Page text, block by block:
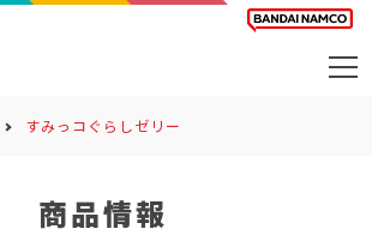
すみっコぐらしゼリー
商品情報